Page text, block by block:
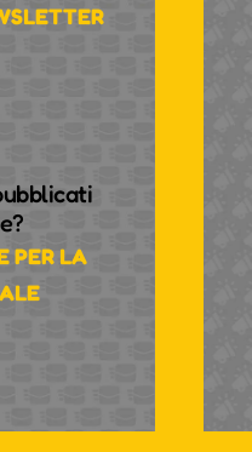
PER LA